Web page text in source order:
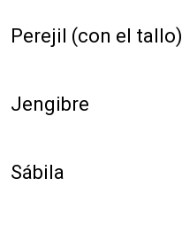
Perejil (con el tallo)
Jengibre
Sábila